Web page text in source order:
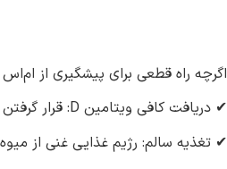
اگرچه راه قطعی برای پیشگیری از
✔ دریافت کافی ویتامین D: قرار گرفتن در معرض نور خورشید و مصرف مکمل درصورت نیاز
✔ تغذیه سالم: رژیم غذایی غنی از